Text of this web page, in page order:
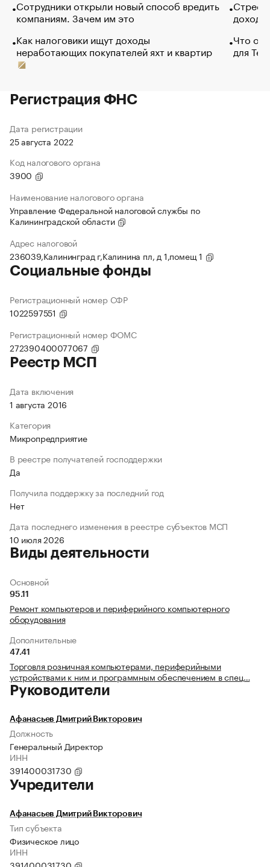
Сотрудники открыли новый способ вредить
компаниям. Зачем им это
Как налоговики ищут доходы
неработающих покупателей яхт и квартир
Что
для
Регистрация ФНС
Дата регистрации
25 августа 2022
Код налогового органа
3900
Наименование налогового органа
Управление Федеральной налоговой службы по
Калининградской области
Адрес налоговой
236039,Калининград г,Калинина пл, д 1,помещ 1
Социальные фонды
Регистрационный номер СФР
1022597551
Регистрационный номер ФОМС
272390400077067
Реестр МСП
Дата включения
1 августа 2016
Категория
Микропредприятие
В реестре получателей господдержки
Да
Получила поддержку за последний год
Нет
Дата последнего изменения в реестре субъектов МСП
10 июля 2026
Виды деятельности
Основной
95.11
Ремонт компьютеров и периферийного компьютерного
оборудования
Дополнительные
47.41
Торговля розничная компьютерами, периферийными
устройствами к ним и программным обеспечением в спец…
Руководители
Афанасьев Дмитрий Викторович
Должность
Генеральный Директор
ИНН
391400031730
Учредители
Афанасьев Дмитрий Викторович
Тип субъекта
Физическое лицо
ИНН